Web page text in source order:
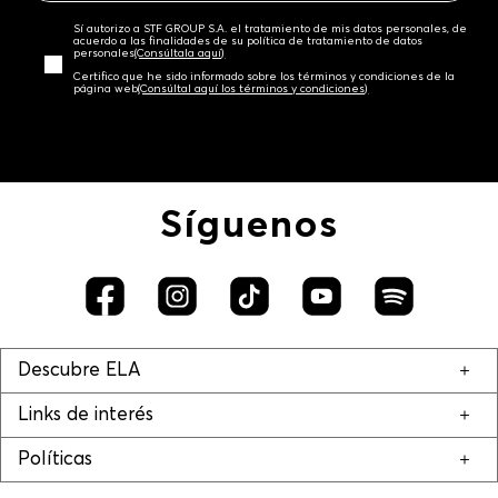
Sí autorizo a STF GROUP S.A. el tratamiento de mis datos personales, de
acuerdo a las finalidades de su política de tratamiento de datos
personales‎(Consúltala aquí)
Certifico que he sido informado sobre los términos y condiciones de la
página web‎(Consúltal aquí los términos y condiciones)
Síguenos
Descubre ELA
Links de interés
Políticas